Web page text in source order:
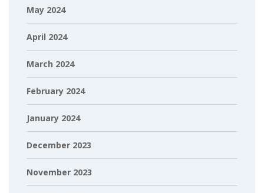
May 2024
April 2024
March 2024
February 2024
January 2024
December 2023
November 2023